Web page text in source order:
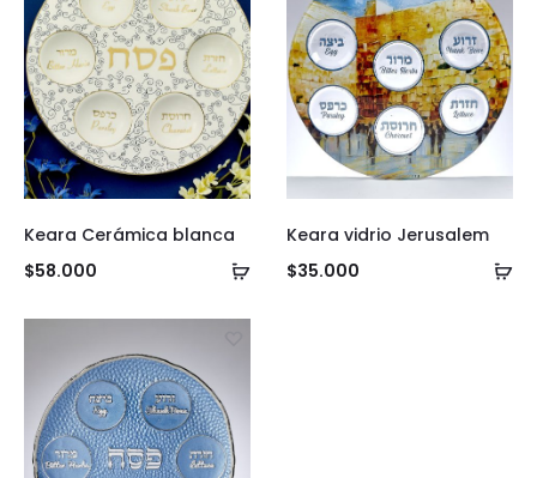
Añadir
Keara Cerámica blanca
$58.000
Keara vidrio Jerusalem
$35.000